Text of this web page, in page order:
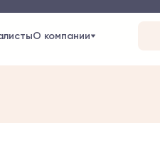
О компании